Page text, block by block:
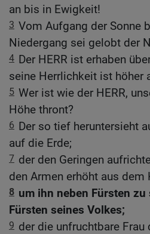
an bis in Ewigkeit!
3 Vom Aufgang der Sonne
Niedergang sei gelobt der
4 Der HERR ist erhaben
seine Herrlichkeit ist höher
5 Wer ist wie der HERR,
Höhe thront?
6 Der so tief heruntersieht
auf die Erde;
7 der den Geringen
den Armen erhöht aus dem
8 um ihn neben Fürsten
Fürsten seines Volkes;
9 der die unfruchtbare Frau